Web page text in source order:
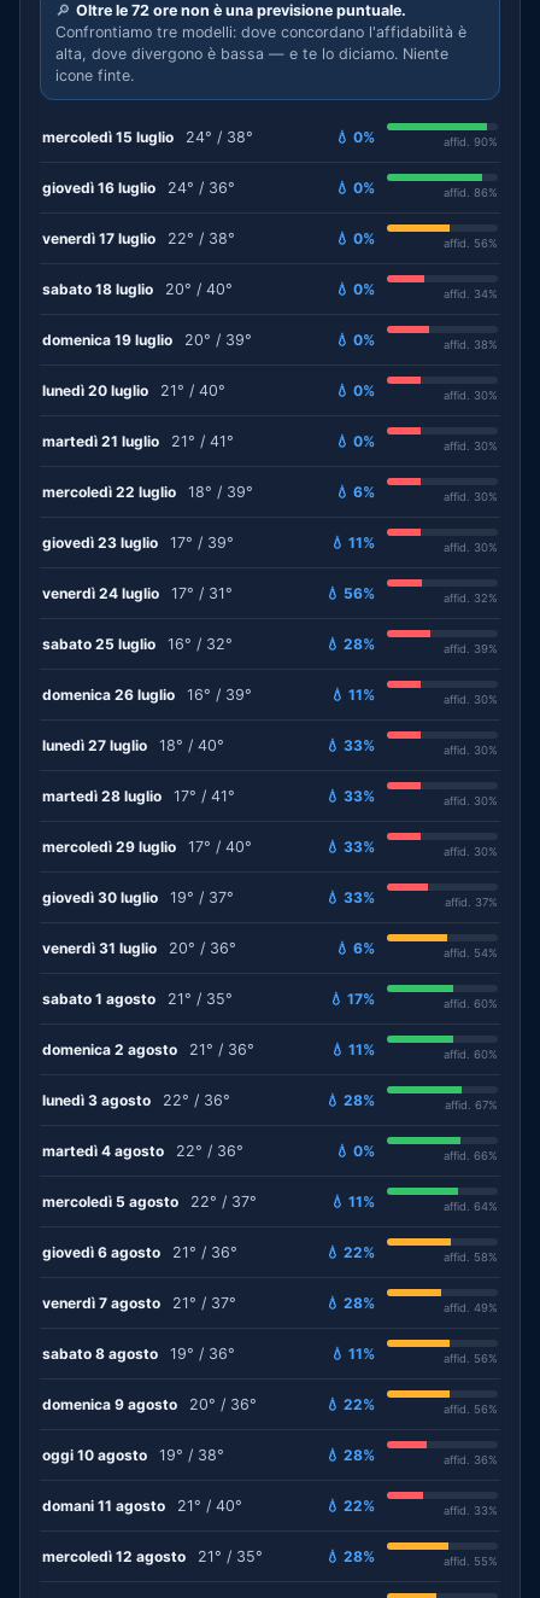
🔎 Oltre le 72 ore non è una previsione puntuale.
Confrontiamo tre modelli: dove concordano l'affidabilità è
alta, dove divergono è bassa — e te lo diciamo. Niente
icone finte.
mercoledì 15 luglio 24° / 38° 💧 0% affid. 90%
giovedì 16 luglio 24° / 36° 💧 0% affid. 86%
venerdì 17 luglio 22° / 38° 💧 0% affid. 56%
sabato 18 luglio 20° / 40° 💧 0% affid. 34%
domenica 19 luglio 20° / 39° 💧 0% affid. 38%
lunedì 20 luglio 21° / 40° 💧 0% affid. 30%
martedì 21 luglio 21° / 41° 💧 0% affid. 30%
mercoledì 22 luglio 18° / 39° 💧 6% affid. 30%
giovedì 23 luglio 17° / 39° 💧 11% affid. 30%
venerdì 24 luglio 17° / 31° 💧 56% affid. 32%
sabato 25 luglio 16° / 32° 💧 28% affid. 39%
domenica 26 luglio 16° / 39° 💧 11% affid. 30%
lunedì 27 luglio 18° / 40° 💧 33% affid. 30%
martedì 28 luglio 17° / 41° 💧 33% affid. 30%
mercoledì 29 luglio 17° / 40° 💧 33% affid. 30%
giovedì 30 luglio 19° / 37° 💧 33% affid. 37%
venerdì 31 luglio 20° / 36° 💧 6% affid. 54%
sabato 1 agosto 21° / 35° 💧 17% affid. 60%
domenica 2 agosto 21° / 36° 💧 11% affid. 60%
lunedì 3 agosto 22° / 36° 💧 28% affid. 67%
martedì 4 agosto 22° / 36° 💧 0% affid. 66%
mercoledì 5 agosto 22° / 37° 💧 11% affid. 64%
giovedì 6 agosto 21° / 36° 💧 22% affid. 58%
venerdì 7 agosto 21° / 37° 💧 28% affid. 49%
sabato 8 agosto 19° / 36° 💧 11% affid. 56%
domenica 9 agosto 20° / 36° 💧 22% affid. 56%
oggi 10 agosto 19° / 38° 💧 28% affid. 36%
domani 11 agosto 21° / 40° 💧 22% affid. 33%
mercoledì 12 agosto 21° / 35° 💧 28% affid. 55%